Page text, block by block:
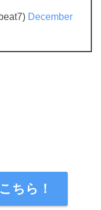
December
ちら！